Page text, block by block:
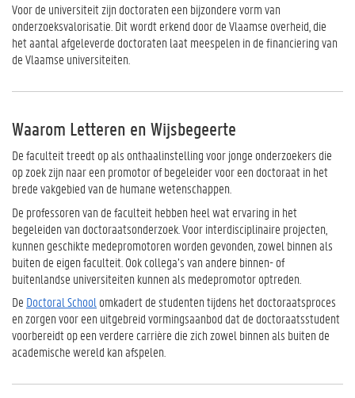
Voor de universiteit zijn doctoraten een bijzondere vorm van
onderzoeksvalorisatie. Dit wordt erkend door de Vlaamse overheid, die
het aantal afgeleverde doctoraten laat meespelen in de financiering van
de Vlaamse universiteiten.
Waarom Letteren en Wijsbegeerte
De faculteit treedt op als onthaalinstelling voor jonge onderzoekers die
op zoek zijn naar een promotor of begeleider voor een doctoraat in het
brede vakgebied van de humane wetenschappen.
De professoren van de faculteit hebben heel wat ervaring in het
begeleiden van doctoraatsonderzoek. Voor interdisciplinaire projecten,
kunnen geschikte medepromotoren worden gevonden, zowel binnen als
buiten de eigen faculteit. Ook collega’s van andere binnen- of
buitenlandse universiteiten kunnen als medepromotor optreden.
De Doctoral School omkadert de studenten tijdens het doctoraatsproces
en zorgen voor een uitgebreid vormingsaanbod dat de doctoraatsstudent
voorbereidt op een verdere carrière die zich zowel binnen als buiten de
academische wereld kan afspelen.